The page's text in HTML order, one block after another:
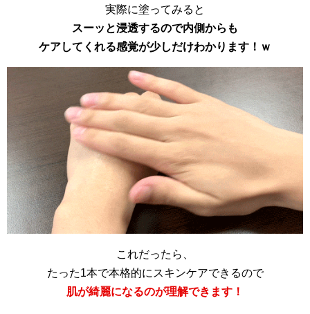
実際に塗ってみると
スーッと浸透するので内側からも
ケアしてくれる感覚が少しだけわかります！ｗ
これだったら、
たった1本で本格的にスキンケアできるので
肌が綺麗になるのが理解できます！